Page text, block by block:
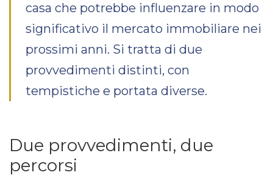
casa che potrebbe influenzare in modo
significativo il mercato immobiliare nei
prossimi anni. Si tratta di due
provvedimenti distinti, con
tempistiche e portata diverse.
Due provvedimenti, due
percorsi